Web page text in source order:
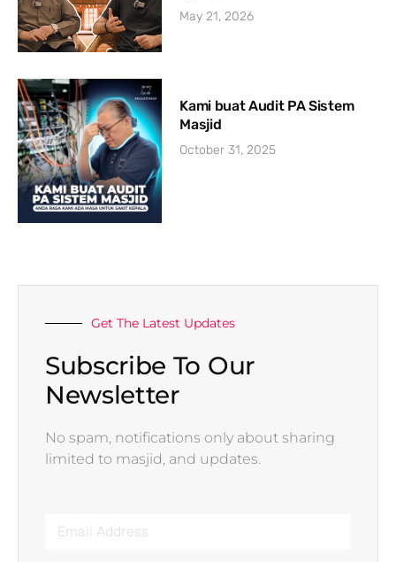
May 21, 2026
Kami buat Audit PA Sistem
Masjid
October 31, 2025
Get The Latest Updates
Subscribe To Our
Newsletter
No spam, notifications only about sharing
limited to masjid, and updates.